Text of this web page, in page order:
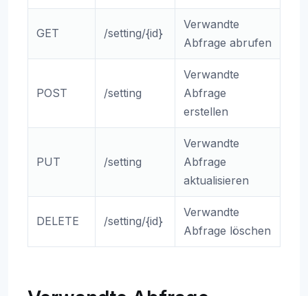
GET /setting/{id}
Verwandte
Abfrage abrufen
POST /setting
Verwandte
Abfrage
erstellen
PUT /setting
Verwandte
Abfrage
aktualisieren
DELETE /setting/{id}
Verwandte
Abfrage löschen